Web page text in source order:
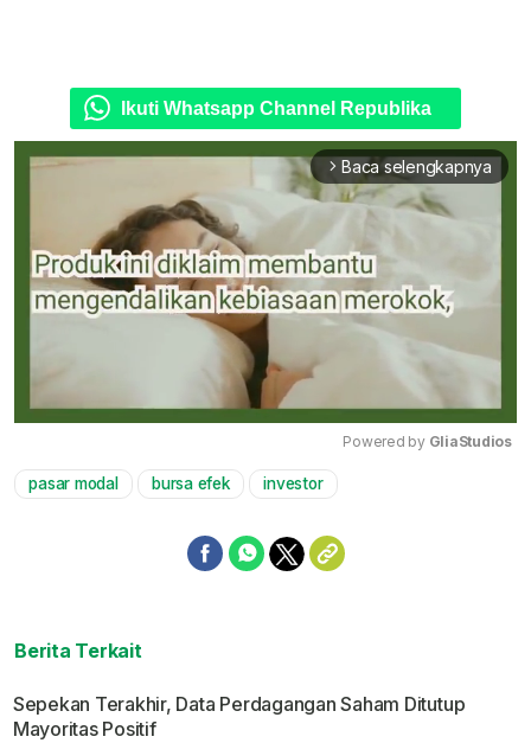
Ikuti Whatsapp Channel Republika
arrow_forward_ios Baca selengkapnya
Powered by GliaStudios
pasar modal bursa efek investor
Berita Terkait
Sepekan Terakhir, Data Perdagangan Saham Ditutup
Mayoritas Positif